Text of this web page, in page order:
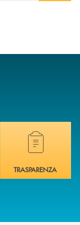
sulla
Hai bisogno di
TRASPARENZA